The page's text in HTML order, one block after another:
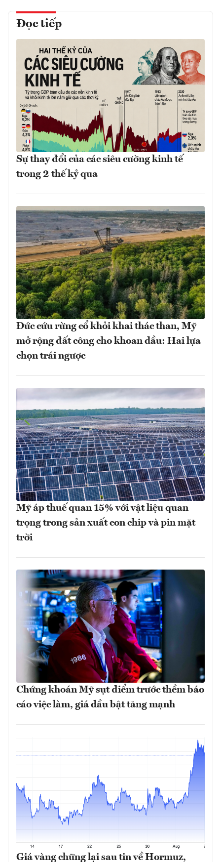
Đọc tiếp
Sự thay đổi của các siêu cường kinh tế
trong 2 thế kỷ qua
Đức cứu rừng cổ khỏi khai thác than, Mỹ
mở rộng đất công cho khoan dầu: Hai lựa
chọn trái ngược
Mỹ áp thuế quan 15% với vật liệu quan
trọng trong sản xuất con chip và pin mặt
trời
Chứng khoán Mỹ sụt điểm trước thềm báo
cáo việc làm, giá dầu bật tăng mạnh
Giá vàng chững lại sau tin về Hormuz,